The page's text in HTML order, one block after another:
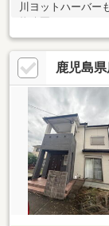
川ヨットハーバー
入る立地は車やＪ
た環境は鹿児島市
量（９．２５Ｋｗ
自然な暮らしに加
台はカーポート
てお使い頂ける
すぐ近くの環境
鹿児島